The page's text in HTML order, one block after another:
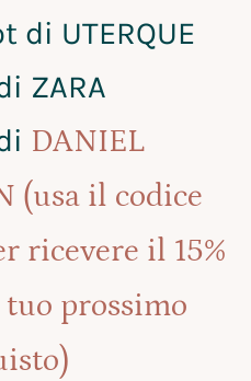
di UTERQUE
ZARA
DANIEL
(usa il codice
ricevere il 15%
prossimo